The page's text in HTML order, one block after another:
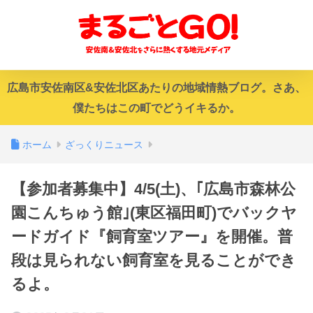
広島市安佐南区&安佐北区あたりの地域情熱ブログ。さあ、
僕たちはこの町でどうイキるか。
ホーム ざっくりニュース
【参加者募集中】4/5(土)、｢広島市森林公
園こんちゅう館｣(東区福田町)でバックヤ
ードガイド『飼育室ツアー』を開催。普
段は見られない飼育室を見ることができ
るよ。